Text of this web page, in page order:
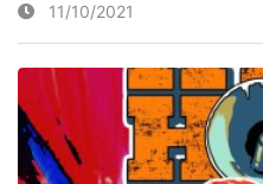
11/10/2021